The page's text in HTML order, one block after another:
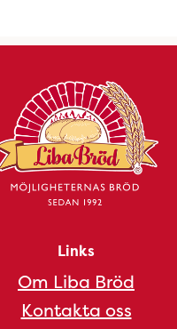
Links
Om Liba Bröd
Kontakta oss